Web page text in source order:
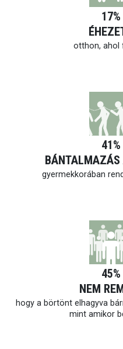
17%
otthon, ahol
41%
gyermekkorában
45%
NEM
hogy a börtönt elhagyva
mint amikor